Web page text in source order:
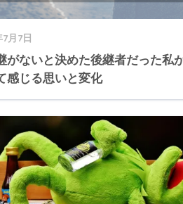
7月7日
がないと決めた後継者だった私
感じる思いと変化